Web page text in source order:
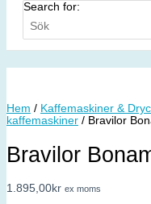
Search for:
Hem / Kaffemaskiner &
kaffemaskiner / Bravilor
Bravilor
1.895,00kr ex moms